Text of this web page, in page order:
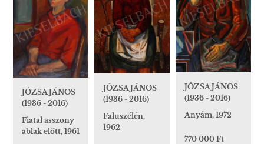
JÓZSA JÁNOS
(1936 - 2016)
Anyám, 1972
770 000 Ft
JÓZSA JÁNOS
(1936 - 2016)
Faluszélén,
1962
JÓZSA JÁNOS
(1936 - 2016)
Fiatal asszony
ablak előtt, 1961